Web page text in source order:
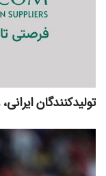
تولیدکنندگان